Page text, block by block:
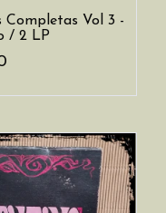
Completas Vol 3 -
/ 2 LP